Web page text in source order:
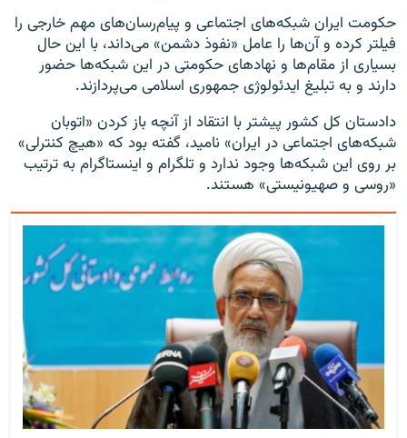
حکومت ایران شبکه‌های اجتماعی و پیام‌رسان‌های مهم خارجی را
فیلتر کرده و آن‌ها را عامل «نفوذ دشمن» می‌داند، با این حال
بسیاری از مقام‌ها و نهادهای حکومتی در این شبکه‌ها حضور
دارند و به تبلیغ ایدئولوژی جمهوری اسلامی می‌پردازند.
دادستان کل کشور پیشتر با انتقاد از آنچه باز کردن «اتوبان
شبکه‌های اجتماعی در ایران» نامید، گفته بود که «هیچ کنترلی»
بر روی این شبکه‌ها وجود ندارد و تلگرام و اینستاگرام به ترتیب
«روسی و صهیونیستی» هستند.